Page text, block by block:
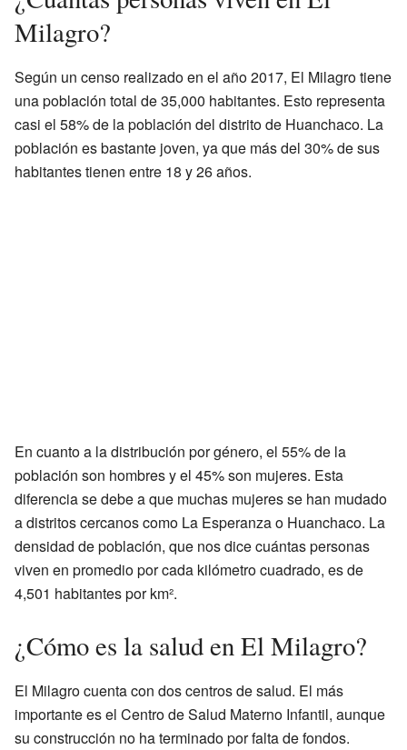
Milagro?
Según un censo realizado en el año 2017, El Milagro tiene
una población total de 35,000 habitantes. Esto representa
casi el 58% de la población del distrito de Huanchaco. La
población es bastante joven, ya que más del 30% de sus
habitantes tienen entre 18 y 26 años.
En cuanto a la distribución por género, el 55% de la
población son hombres y el 45% son mujeres. Esta
diferencia se debe a que muchas mujeres se han mudado
a distritos cercanos como La Esperanza o Huanchaco. La
densidad de población, que nos dice cuántas personas
viven en promedio por cada kilómetro cuadrado, es de
4,501 habitantes por km².
¿Cómo es la salud en El Milagro?
El Milagro cuenta con dos centros de salud. El más
importante es el Centro de Salud Materno Infantil, aunque
su construcción no ha terminado por falta de fondos.